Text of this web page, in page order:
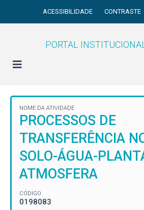
ACESSIBILIDADE CONTRASTE
PORTAL INSTITUCIONAL
NOME DA ATIVIDADE
PROCESSOS DE
TRANSFERÊNCIA
SOLO-ÁGUA-
ATMOSFERA
CÓDIGO
0198083